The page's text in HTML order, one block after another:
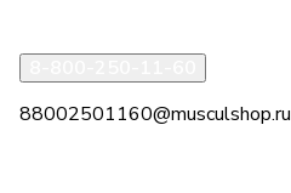
88002501160@musculshop.ru